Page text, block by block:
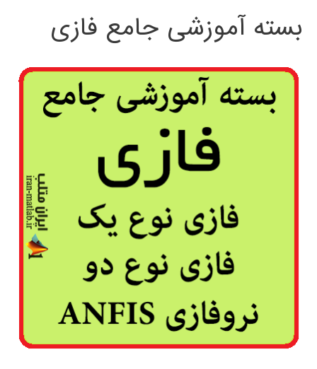
بسته آموزشی جامع فازی